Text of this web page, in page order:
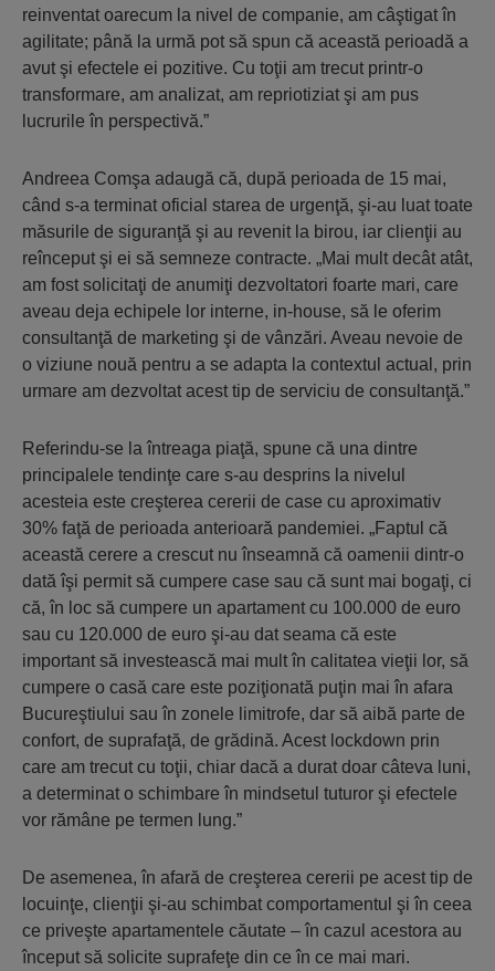
reinventat oarecum la nivel de companie, am câştigat în
agilitate; până la urmă pot să spun că această perioadă a
avut şi efectele ei pozitive. Cu toţii am trecut printr-o
transformare, am analizat, am repriotiziat şi am pus
lucrurile în perspectivă.”
Andreea Comşa adaugă că, după perioada de 15 mai,
când s-a terminat oficial starea de urgenţă, şi-au luat toate
măsurile de siguranţă şi au revenit la birou, iar clienţii au
reînceput şi ei să semneze contracte. „Mai mult decât atât,
am fost solicitaţi de anumiţi dezvoltatori foarte mari, care
aveau deja echipele lor interne, in-house, să le oferim
consultanţă de marketing şi de vânzări. Aveau nevoie de
o viziune nouă pentru a se adapta la contextul actual, prin
urmare am dezvoltat acest tip de serviciu de consultanţă.”
Referindu-se la întreaga piaţă, spune că una dintre
principalele tendinţe care s-au desprins la nivelul
acesteia este creşterea cererii de case cu aproximativ
30% faţă de perioada anterioară pandemiei. „Faptul că
această cerere a crescut nu înseamnă că oamenii dintr-o
dată îşi permit să cumpere case sau că sunt mai bogaţi, ci
că, în loc să cumpere un apartament cu 100.000 de euro
sau cu 120.000 de euro şi-au dat seama că este
important să investească mai mult în calitatea vieţii lor, să
cumpere o casă care este poziţionată puţin mai în afara
Bucureştiului sau în zonele limitrofe, dar să aibă parte de
confort, de suprafaţă, de grădină. Acest lockdown prin
care am trecut cu toţii, chiar dacă a durat doar câteva luni,
a determinat o schimbare în mindsetul tuturor şi efectele
vor rămâne pe termen lung.”
De asemenea, în afară de creşterea cererii pe acest tip de
locuinţe, clienţii şi-au schimbat comportamentul şi în ceea
ce priveşte apartamentele căutate – în cazul acestora au
început să solicite suprafeţe din ce în ce mai mari.